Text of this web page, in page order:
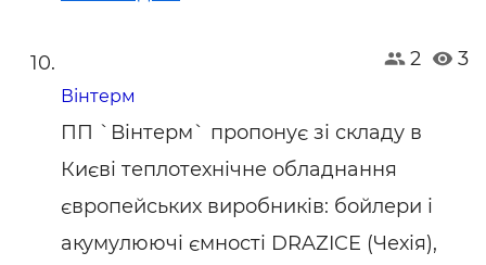
2 3
Вінтерм
ПП `Вінтерм` пропонує зі складу в
Києві теплотехнічне обладнання
європейських виробників: бойлери і
акумулюючі ємності DRAZICE (Чехія),